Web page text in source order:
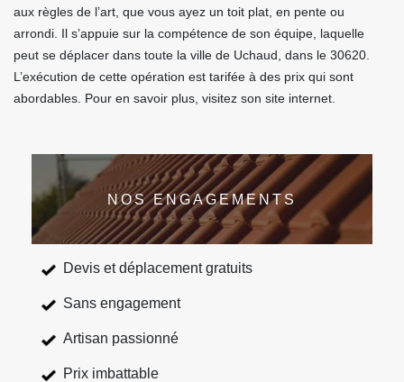
aux règles de l’art, que vous ayez un toit plat, en pente ou
arrondi. Il s’appuie sur la compétence de son équipe, laquelle
peut se déplacer dans toute la ville de Uchaud, dans le 30620.
L’exécution de cette opération est tarifée à des prix qui sont
abordables. Pour en savoir plus, visitez son site internet.
NOS ENGAGEMENTS
Devis et déplacement gratuits
Sans engagement
Artisan passionné
Prix imbattable